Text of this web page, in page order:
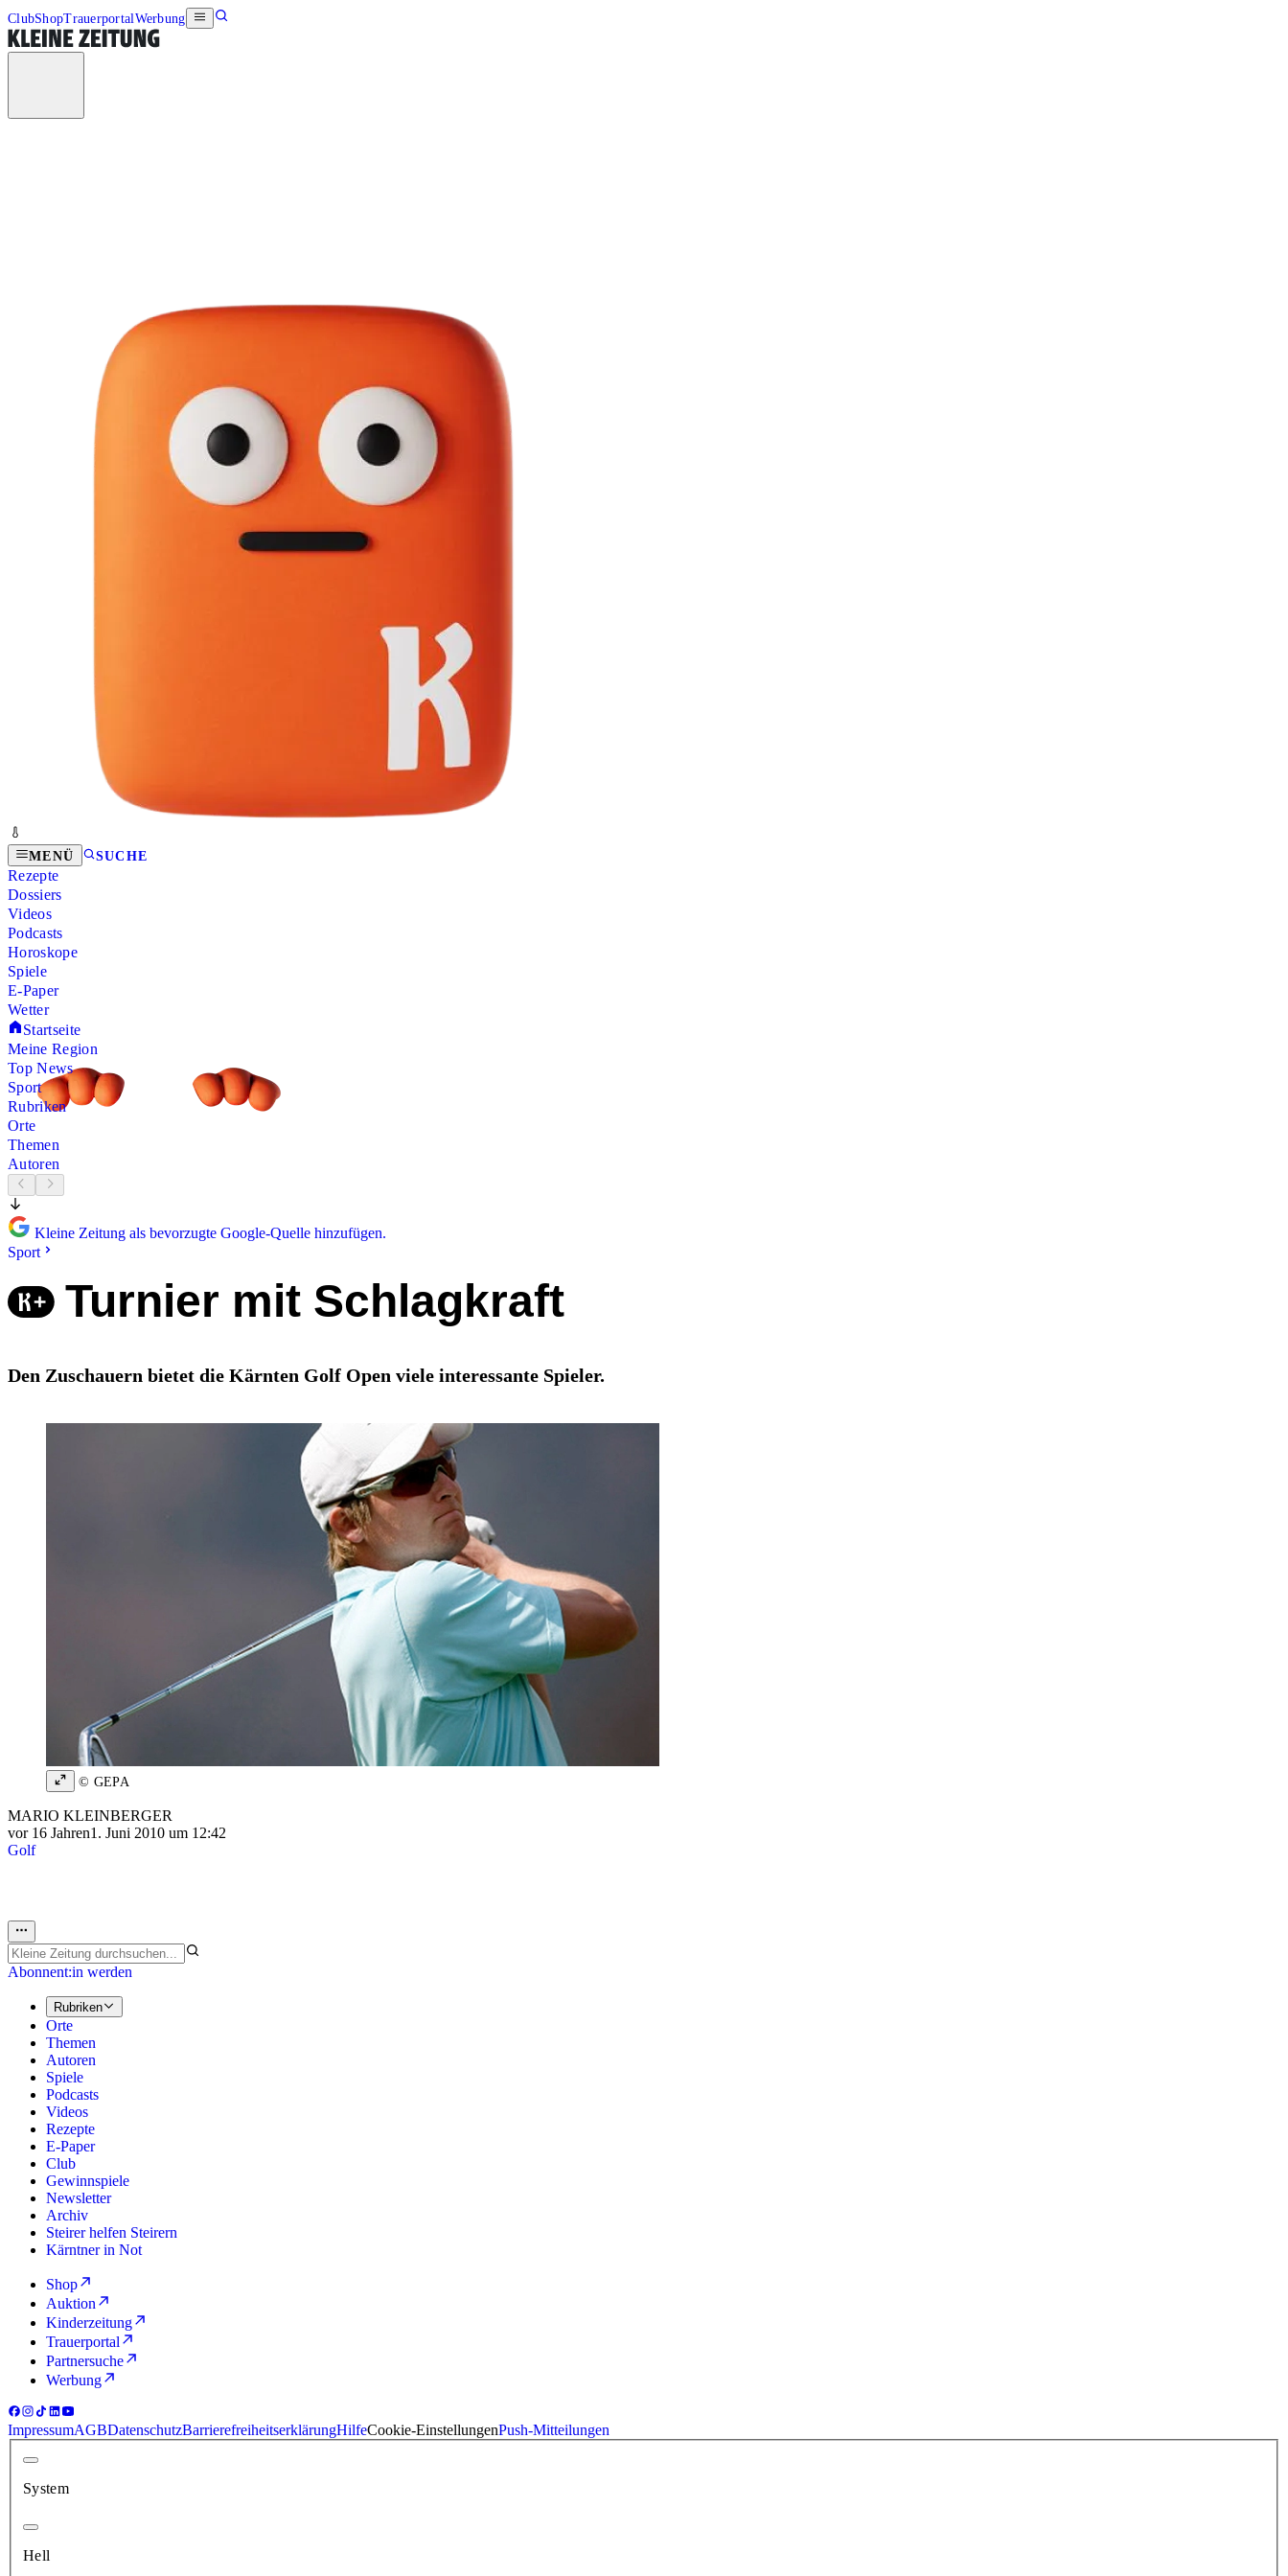
ClubShopTrauerportalWerbung
MENÜ SUCHE
Rezepte
Dossiers
Videos
Podcasts
Horoskope
Spiele
E-Paper
Wetter
Startseite
Meine Region
Top News
Sport
Rubriken
Orte
Themen
Autoren
Kleine Zeitung als bevorzugte Google-Quelle hinzufügen.
Sport
Turnier mit Schlagkraft
Den Zuschauern bietet die Kärnten Golf Open viele interessante Spieler.
© GEPA
MARIO KLEINBERGER
vor 16 Jahren1. Juni 2010 um 12:42
Golf
Abonnent:in werden
Rubriken
Orte
Themen
Autoren
Spiele
Podcasts
Videos
Rezepte
E-Paper
Club
Gewinnspiele
Newsletter
Archiv
Steirer helfen Steirern
Kärntner in Not
Shop
Auktion
Kinderzeitung
Trauerportal
Partnersuche
Werbung
ImpressumAGBDatenschutzBarrierefreiheitserklärungHilfeCookie-EinstellungenPush-Mitteilungen
System
Hell